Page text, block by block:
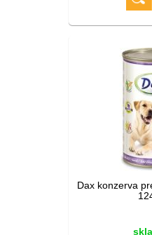
Dax konzerva